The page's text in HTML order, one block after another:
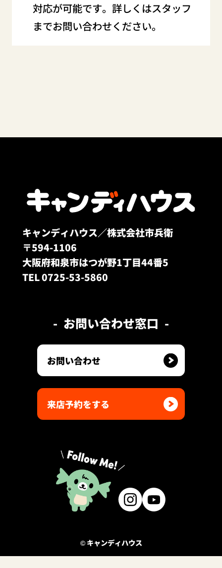
対応が可能です。詳しくはスタッフ
までお問い合わせください。
キャンディハウス／株式会社市兵衛
〒594-1106
大阪府和泉市はつが野1丁目44番5
TEL 0725-53-5860
お問い合わせ窓口
お問い合わせ
来店予約をする
© キャンディハウス